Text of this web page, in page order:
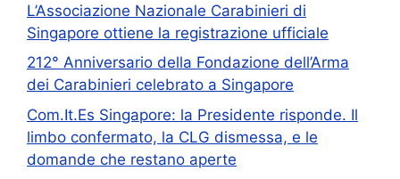
L’Associazione Nazionale Carabinieri di
Singapore ottiene la registrazione ufficiale
212° Anniversario della Fondazione dell’Arma
dei Carabinieri celebrato a Singapore
Com.It.Es Singapore: la Presidente risponde. Il
limbo confermato, la CLG dismessa, e le
domande che restano aperte